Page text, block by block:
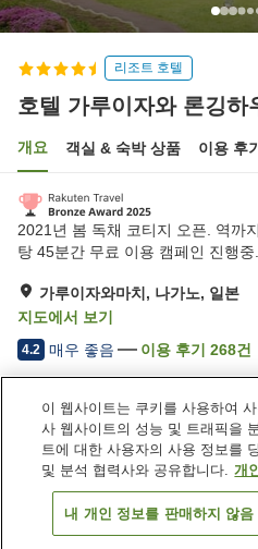
리조트 호텔
호텔 가루이자와 론깅하
개요 객실 & 숙박 상품 이용 후기
2021년 봄 독채 코티지 오픈. 역까
탕 45분간 무료 이용 캠페인 진행중.
가루이자와마치, 나가노, 일본
지도에서 보기
4.2 매우 좋음 이용 후기 268건
숙소 편의 시설/서비스
주차장
레스토랑
일본 나가노 가루이자와마
객실
이 웹사이트는 쿠키를 사용하여
사 웹사이트의 성능 및 트래픽을
트에 대한 사용자의 사용 정보를
및 분석 협력사와 공유합니다. 개
내 개인 정보를 판매하지 않음